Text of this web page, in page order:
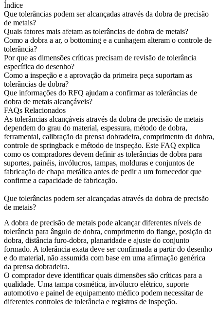
Índice
Que tolerâncias podem ser alcançadas através da dobra de precisão
de metais?
Quais fatores mais afetam as tolerâncias de dobra de metais?
Como a dobra a ar, o bottoming e a cunhagem alteram o controle de
tolerância?
Por que as dimensões críticas precisam de revisão de tolerância
específica do desenho?
Como a inspeção e a aprovação da primeira peça suportam as
tolerâncias de dobra?
Que informações do RFQ ajudam a confirmar as tolerâncias de
dobra de metais alcançáveis?
FAQs Relacionados
As tolerâncias alcançáveis através da dobra de precisão de metais
dependem do grau do material, espessura, método de dobra,
ferramental, calibração da prensa dobradeira, comprimento da dobra,
controle de springback e método de inspeção. Este FAQ explica
como os compradores devem definir as tolerâncias de dobra para
suportes, painéis, invólucros, tampas, molduras e conjuntos de
fabricação de chapa metálica antes de pedir a um fornecedor que
confirme a capacidade de fabricação.
Que tolerâncias podem ser alcançadas através da dobra de precisão
de metais?
A dobra de precisão de metais pode alcançar diferentes níveis de
tolerância para ângulo de dobra, comprimento do flange, posição da
dobra, distância furo-dobra, planaridade e ajuste do conjunto
formado. A tolerância exata deve ser confirmada a partir do desenho
e do material, não assumida com base em uma afirmação genérica
da prensa dobradeira.
O comprador deve identificar quais dimensões são críticas para a
qualidade. Uma tampa cosmética, invólucro elétrico, suporte
automotivo e painel de equipamento médico podem necessitar de
diferentes controles de tolerância e registros de inspeção.